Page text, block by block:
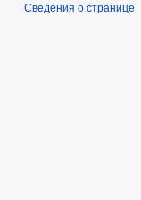
Сведения о странице